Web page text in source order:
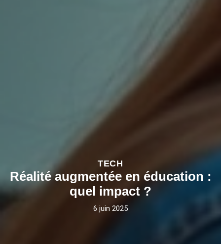
TECH
Réalité augmentée en éducation :
quel impact ?
6 juin 2025